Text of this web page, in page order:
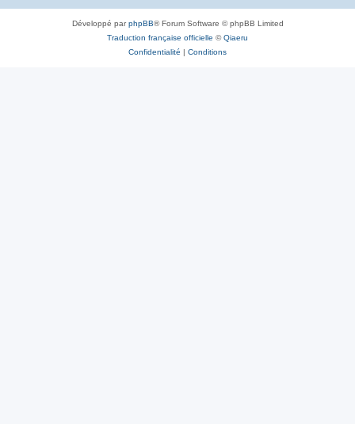
e
Développé parphpBB® Forum Software © phpBB Limited
Traduction française officielle ©Qiaeru
Confidentialité | Conditions